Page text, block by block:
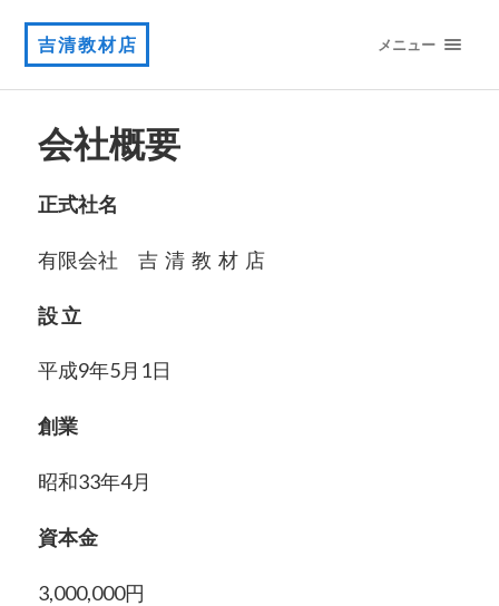
吉清教材店 メニュー
会社概要
正式社名
有限会社 吉 清 教 材 店
設 立
平成9年5月1日
創業
昭和33年4月
資本金
3,000,000円